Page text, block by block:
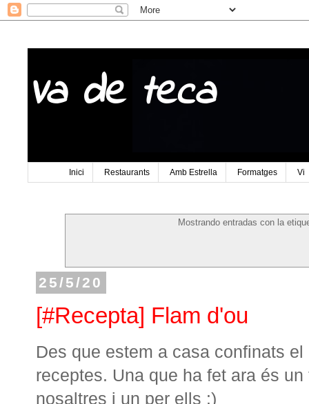
Va de teca
Inici Restaurants Amb Estrella Formatges Vi
Mostrando entradas con la
25/5/20
[#Recepta] Flam d'ou
Des que estem a casa confinats
receptes. Una que ha fet ara és
nosaltres i un per ells :)